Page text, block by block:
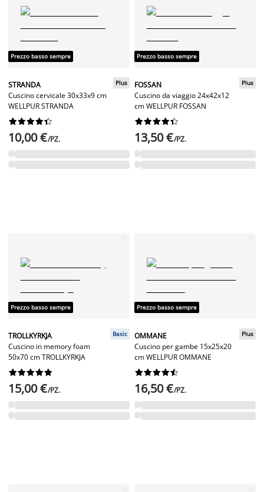
Prezzo basso sempre
STRANDA
Cuscino cervicale 30x33x9 cm
WELLPUR STRANDA
Plus






10,00 €/PZ.
Prezzo basso sempre
FOSSAN
Cuscino da viaggio 24x42x12
cm WELLPUR FOSSAN
Plus






13,50 €/PZ.
Prezzo basso sempre
TROLLKYRKJA
Cuscino in memory foam
50x70 cm TROLLKYRKJA
Basic






15,00 €/PZ.
Prezzo basso sempre
OMMANE
Cuscino per gambe 15x25x20
cm WELLPUR OMMANE
Plus






16,50 €/PZ.